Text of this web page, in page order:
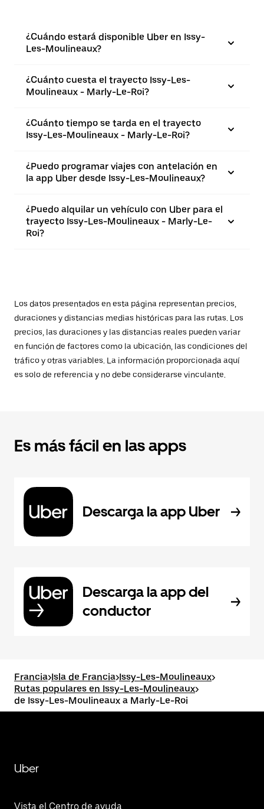
¿Cuándo estará disponible Uber en Issy-
Les-Moulineaux?
¿Cuánto cuesta el trayecto Issy-Les-
Moulineaux - Marly-Le-Roi?
¿Cuánto tiempo se tarda en el trayecto
Issy-Les-Moulineaux - Marly-Le-Roi?
¿Puedo programar viajes con antelación en
la app Uber desde Issy-Les-Moulineaux?
¿Puedo alquilar un vehículo con Uber para el
trayecto Issy-Les-Moulineaux - Marly-Le-
Roi?
Los datos presentados en esta página representan precios,
duraciones y distancias medias históricas para las rutas. Los
precios, las duraciones y las distancias reales pueden variar
en función de factores como la ubicación, las condiciones del
tráfico y otras variables. La información proporcionada aquí
es solo de referencia y no debe considerarse vinculante.
Es más fácil en las apps
Descarga la app Uber
Descarga la app del
conductor
Francia>Isla de Francia>Issy-Les-Moulineaux>
Rutas populares en Issy-Les-Moulineaux>
de Issy-Les-Moulineaux a Marly-Le-Roi
Uber
Vista el Centro de ayuda